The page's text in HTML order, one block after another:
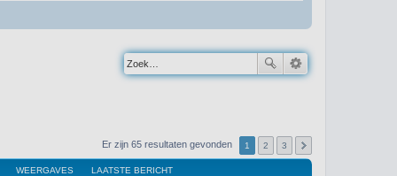
Er zijn 65 resultaten gevonden 1 2 3
WEERGAVES LAATSTE BERICHT